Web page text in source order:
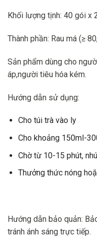
Khối lượng tịnh: 40 gói x
Thành phần: Rau má (≥
Sản phẩm dùng cho
áp,người tiêu hóa kém.
Hướng dẫn sử dụng:
Cho túi trà vào ly
Cho khoảng 150ml-
Chờ từ 10-15 phút,
Thưởng thức nóng
Hướng dẫn bảo quản:
tránh ánh sáng trực tiếp.